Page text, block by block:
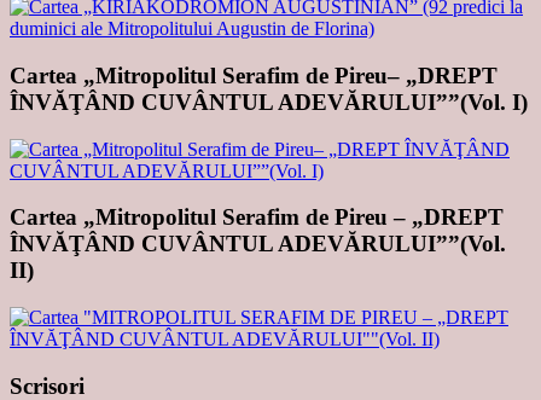
Cartea „Mitropolitul Serafim de Pireu– „DREPT
ÎNVĂŢÂND CUVÂNTUL ADEVĂRULUI””(Vol. I)
Cartea „Mitropolitul Serafim de Pireu – „DREPT
ÎNVĂŢÂND CUVÂNTUL ADEVĂRULUI””(Vol.
II)
Scrisori